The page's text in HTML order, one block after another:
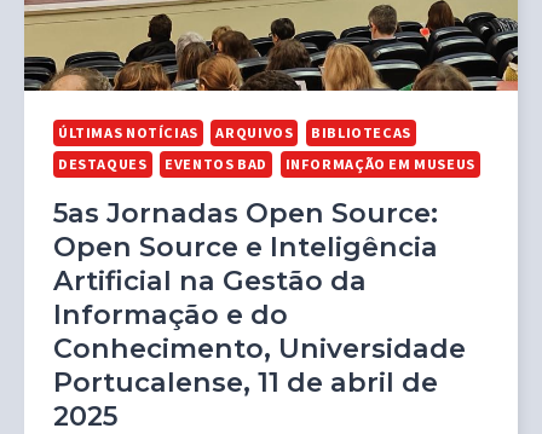
ÚLTIMAS NOTÍCIAS ARQUIVOS
BIBLIOTECAS
DESTAQUES
EVENTOS BAD INFORMAÇÃO EM MUSEUS
5as Jornadas Open Source:
Open Source e Inteligência
Artificial na Gestão da
Informação e do
Conhecimento, Universidade
Portucalense, 11 de abril de
2025